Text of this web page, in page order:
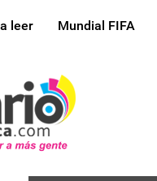
leer Mundial FIFA